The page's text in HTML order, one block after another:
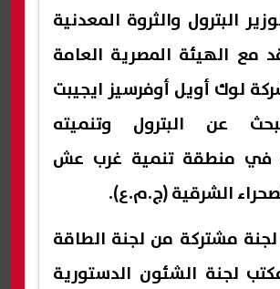
البترول والثروة المعدنية
مع الهيئة المصرية العامة
لوك أويل أوفرسيز ايجيبت
عن البترول وتنميته
في منطقة تنمية غرب عش
الشرقية (ج.م.ع).
مشتركة من لجنة الطاقة
لجنة الشئون الدستورية